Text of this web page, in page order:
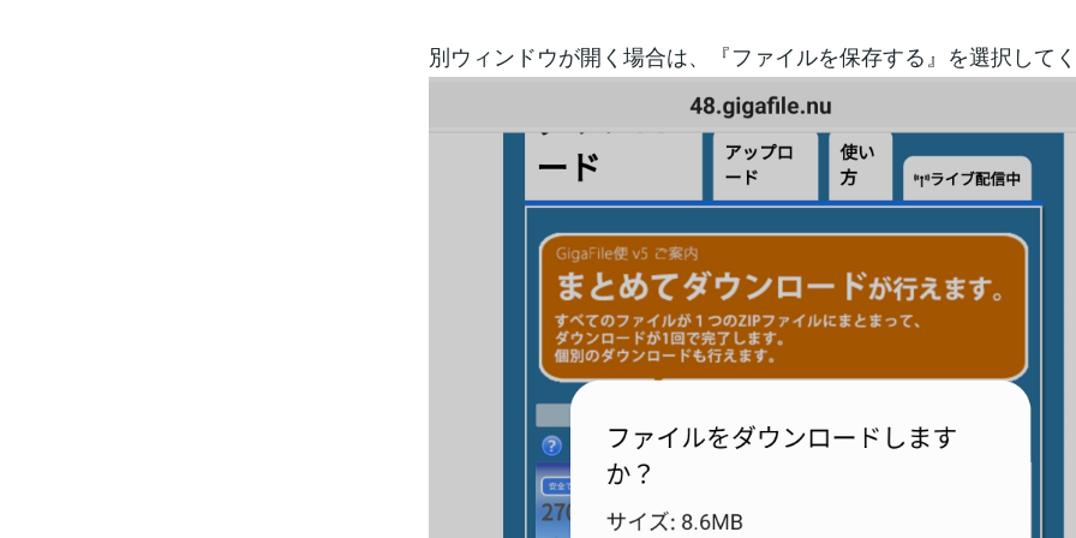
別ウィンドウが開く場合は、『ファイルを保存する』を選択してく